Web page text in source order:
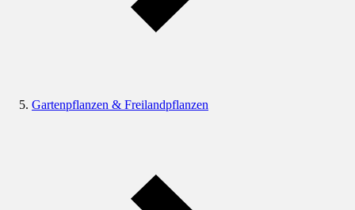
Gartenpflanzen & Freilandpflanzen